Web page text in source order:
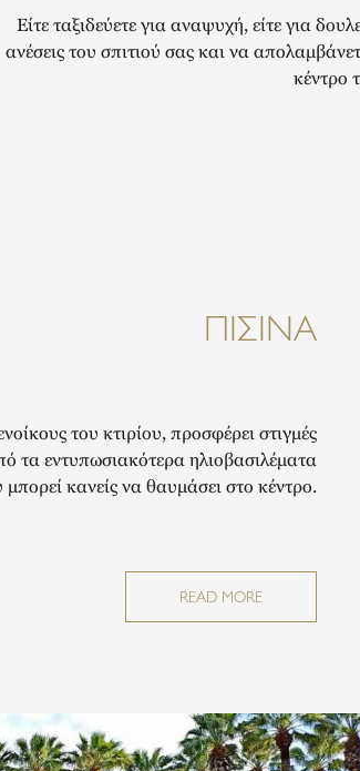
Είτε ταξιδεύετε για αναψυχή, είτε για
ανέσεις του σπιτιού σας και να
κέντρο
ΠΙΣΊΝΑ
του κτιρίου, προσφέρει στιγμές
τα εντυπωσιακότερα ηλιοβασιλέματα
μπορεί κανείς να θαυμάσει στο κέντρο.
READ MORE